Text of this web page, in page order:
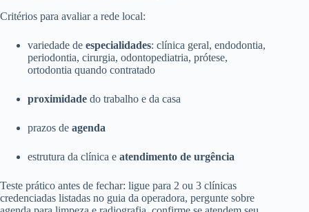
Critérios para avaliar a rede local:
variedade de especialidades: clínica geral, endodontia,
periodontia, cirurgia, odontopediatria, prótese,
ortodontia quando contratado
proximidade do trabalho e da casa
prazos de agenda
estrutura da clínica e atendimento de urgência
Teste prático antes de fechar: ligue para 2 ou 3 clínicas
credenciadas listadas no guia da operadora, pergunte sobre